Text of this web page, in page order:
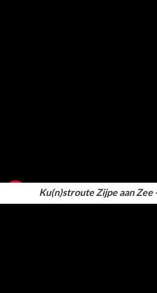
Ku(n)stroute Zijpe aan Zee